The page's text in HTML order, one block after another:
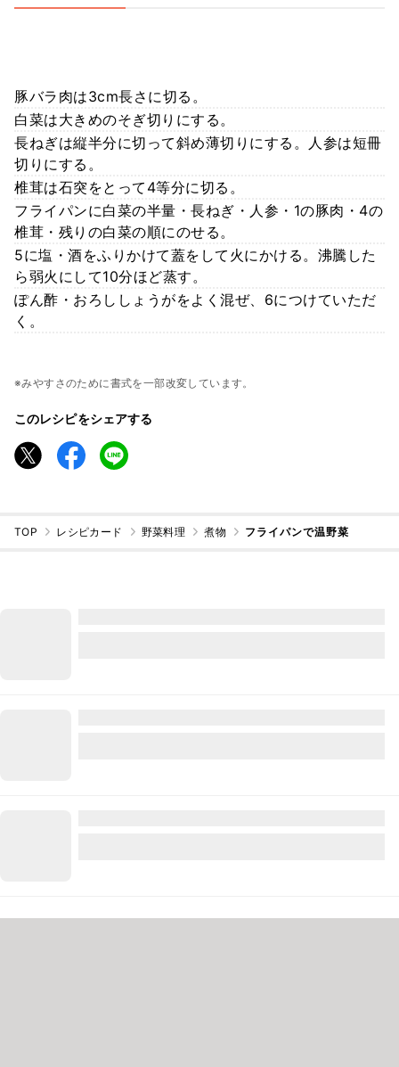
豚バラ肉は3cm長さに切る。
白菜は大きめのそぎ切りにする。
長ねぎは縦半分に切って斜め薄切りにする。人参は短冊
切りにする。
椎茸は石突をとって4等分に切る。
フライパンに白菜の半量・長ねぎ・人参・1の豚肉・4の
椎茸・残りの白菜の順にのせる。
5に塩・酒をふりかけて蓋をして火にかける。沸騰した
ら弱火にして10分ほど蒸す。
ぽん酢・おろししょうがをよく混ぜ、6につけていただ
く。
※みやすさのために書式を一部改変しています。
このレシピをシェアする
TOP レシピカード 野菜料理 煮物 フライパンで温野菜